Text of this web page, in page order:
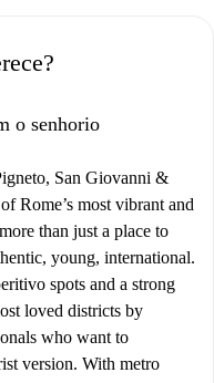
o senhorio
San Giovanni &
Rome’s most vibrant and
than just a place to
young, international.
spots and a strong
loved districts by
who want to
version. With metro